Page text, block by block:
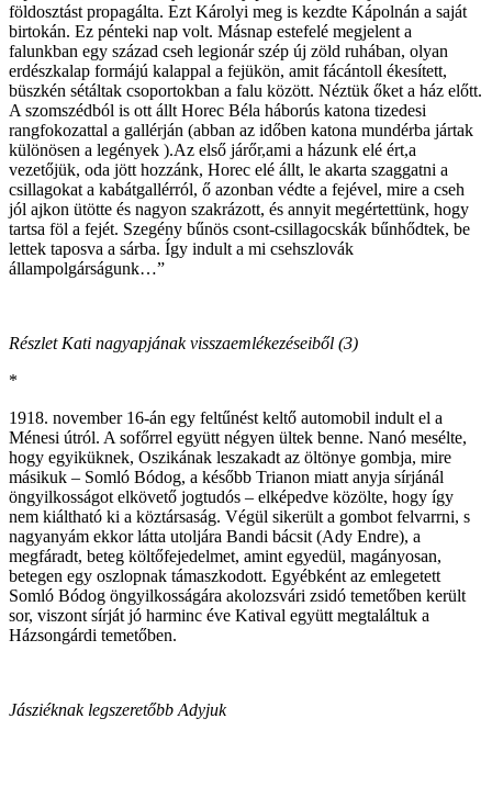
földosztást propagálta. Ezt Károlyi meg is kezdte Kápolnán a saját
birtokán. Ez pénteki nap volt. Másnap estefelé megjelent a
falunkban egy század cseh legionár szép új zöld ruhában, olyan
erdészkalap formájú kalappal a fejükön, amit fácántoll ékesített,
büszkén sétáltak csoportokban a falu között. Néztük őket a ház előtt.
A szomszédból is ott állt Horec Béla háborús katona tizedesi
rangfokozattal a gallérján (abban az időben katona mundérba jártak
különösen a legények ).Az első járőr,ami a házunk elé ért,a
vezetőjük, oda jött hozzánk, Horec elé állt, le akarta szaggatni a
csillagokat a kabátgallérról, ő azonban védte a fejével, mire a cseh
jól ajkon ütötte és nagyon szakrázott, és annyit megértettünk, hogy
tartsa föl a fejét. Szegény bűnös csont-csillagocskák bűnhődtek, be
lettek taposva a sárba. Így indult a mi csehszlovák
állampolgárságunk…”
Részlet Kati nagyapjának visszaemlékezéseiből (3)
*
1918. november 16-án egy feltűnést keltő automobil indult el a
Ménesi útról. A sofőrrel együtt négyen ültek benne. Nanó mesélte,
hogy egyiküknek, Oszikának leszakadt az öltönye gombja, mire
másikuk – Somló Bódog, a később Trianon miatt anyja sírjánál
öngyilkosságot elkövető jogtudós – elképedve közölte, hogy így
nem kiáltható ki a köztársaság. Végül sikerült a gombot felvarrni, s
nagyanyám ekkor látta utoljára Bandi bácsit (Ady Endre), a
megfáradt, beteg költőfejedelmet, amint egyedül, magányosan,
betegen egy oszlopnak támaszkodott. Egyébként az emlegetett
Somló Bódog öngyilkosságára akolozsvári zsidó temetőben került
sor, viszont sírját jó harminc éve Katival együtt megtaláltuk a
Házsongárdi temetőben.
Jásziéknak legszeretőbb Adyjuk